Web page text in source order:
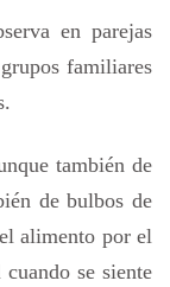
en parejas
familiares
también de
de bulbos de
alimento por el
se siente